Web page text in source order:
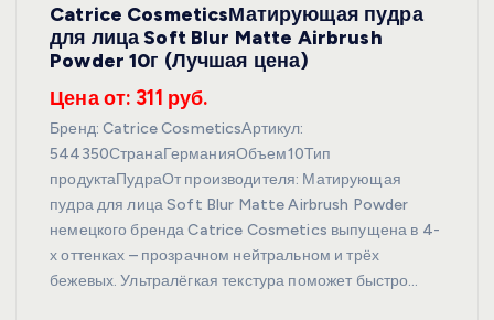
Catrice CosmeticsМатирующая пудра
для лица Soft Blur Matte Airbrush
Powder 10г (Лучшая цена)
Цена от: 311 руб.
Бренд: Catrice CosmeticsАртикул:
544350СтранаГерманияОбъем10Тип
продуктаПудраОт производителя: Матирующая
пудра для лица Soft Blur Matte Airbrush Powder
немецкого бренда Catrice Cosmetics выпущена в 4-
х оттенках – прозрачном нейтральном и трёх
бежевых. Ультралёгкая текстура поможет быстро…